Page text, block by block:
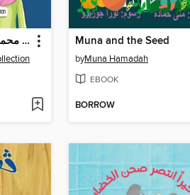
كتابي الأول حول الحديث تعليم الأبناء على خطا النبي محمد صلى الله عليه وسلم Muna and the Seed
byMuna Hamadah
EBOOK
BORROW